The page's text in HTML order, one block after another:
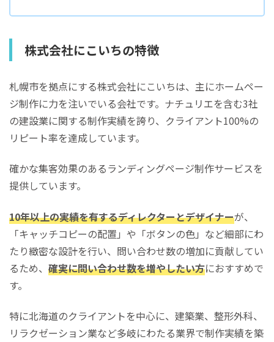
株式会社にこいちの特徴
札幌市を拠点にする株式会社にこいちは、主にホームペー
ジ制作に力を注いでいる会社です。ナチュリエを含む3社
の建設業に関する制作実績を誇り、クライアント100%の
リピート率を達成しています。
確かな集客効果のあるランディングページ制作サービスを
提供しています。
10年以上の実績を有するディレクターとデザイナーが、
「キャッチコピーの配置」や「ボタンの色」など細部にわ
たり緻密な設計を行い、問い合わせ数の増加に貢献してい
るため、 確実に問い合わせ数を増やしたい方におすすめで
す。
特に北海道のクライアントを中心に、建築業、整形外科、
リラクゼーション業など多岐にわたる業界で制作実績を築